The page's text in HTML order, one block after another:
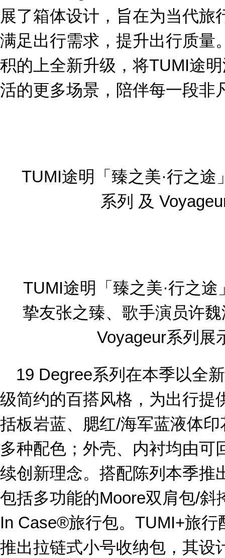
展了箱体设计，旨在为当代旅
满足出行需求，提升出行质量
积的上全新升级，将TUMI途
活的更多场景，陪伴每一段非
TUMI途明「臻之美·行之
系列 及
TUMI途明「臻之美·行之
挚友张之臻、歌手演员许
Voyageur系列展
19 Degree系列在本季以全
级简约的百搭风格，为出行提
括板岩蓝、腮红/海军蓝液体
多种配色；外壳、内衬均由可
续创新理念。搭配陈列本季推
包括多功能的Moore双肩包/斜
In Case®旅行包。TUMI+旅
推出拉链式小号收纳包，其设